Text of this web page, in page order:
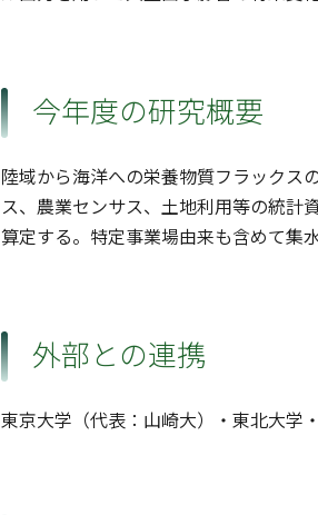
今年度の研究概要
陸域から海洋への栄養物質フラックス
ス、農業センサス、土地利用等の統計
算定する。特定事業場由来も含めて集
外部との連携
東京大学（代表：山崎大）・東北大学